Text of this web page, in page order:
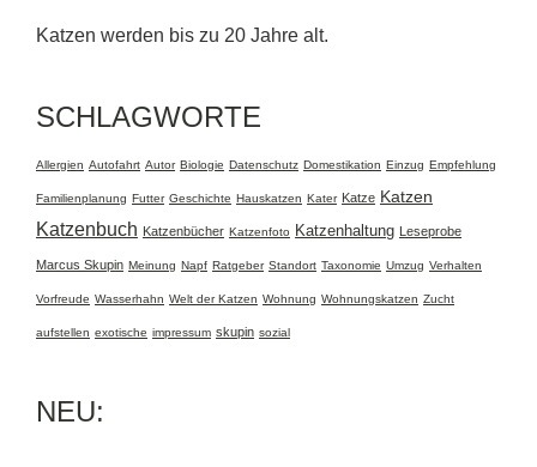
Katzen werden bis zu 20 Jahre alt.
SCHLAGWORTE
Allergien Autofahrt Autor Biologie Datenschutz Domestikation Einzug Empfehlung
Familienplanung Futter Geschichte Hauskatzen Kater Katze Katzen
Katzenbuch Katzenbücher Katzenfoto Katzenhaltung Leseprobe
Marcus Skupin Meinung Napf Ratgeber Standort Taxonomie Umzug Verhalten
Vorfreude Wasserhahn Welt der Katzen Wohnung Wohnungskatzen Zucht
aufstellen exotische impressum skupin sozial
NEU: